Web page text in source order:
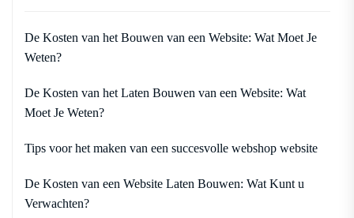
De Kosten van het Bouwen van een Website: Wat Moet Je
Weten?
De Kosten van het Laten Bouwen van een Website: Wat
Moet Je Weten?
Tips voor het maken van een succesvolle webshop website
De Kosten van een Website Laten Bouwen: Wat Kunt u
Verwachten?